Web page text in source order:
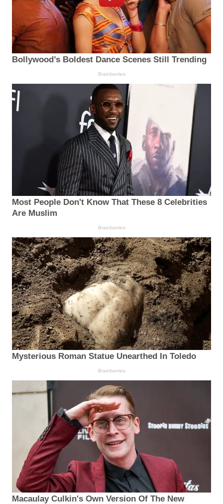
Bollywood’s Boldest Dance Scenes Still Trending
Brainberries
Most People Don't Know That These 8 Celebrities
Are Muslim
Brainberries
Mysterious Roman Statue Unearthed In Toledo
Brainberries
Macaulay Culkin's Own Version Of The New